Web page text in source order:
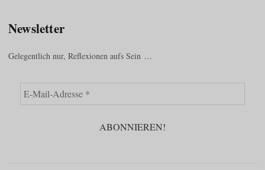
Newsletter
Gelegentlich nur, Reflexionen aufs Sein …